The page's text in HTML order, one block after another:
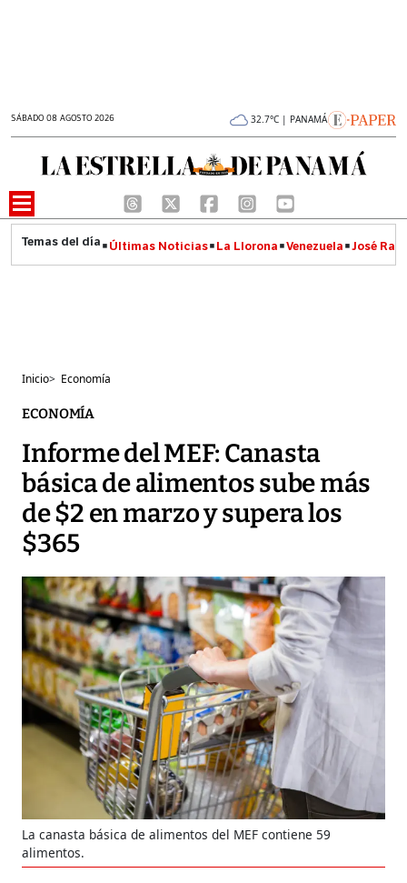
SÁBADO 08 AGOSTO 2026 32.7°C | PANAMÁ
Últimas Noticias La Llorona Venezuela José
Inicio> Economía
ECONOMÍA
Informe del MEF: Canasta
básica de alimentos sube más
de $2 en marzo y supera los
$365
La canasta básica de alimentos del MEF contiene 59
alimentos.